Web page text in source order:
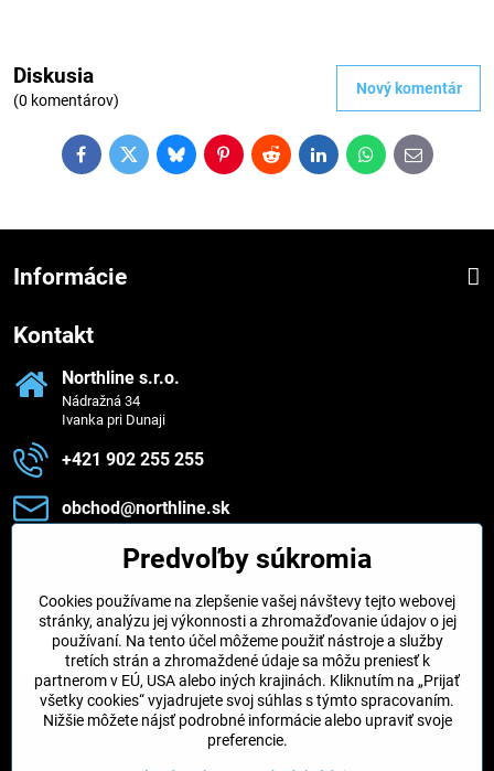
Diskusia
(0 komentárov)
Nový komentár
FacebookTwitterBlueskyPinterestRedditLinkedInWhatsApp
E-
mail
Informácie
Kontakt
Northline s​.r​.o​.
Nádražná 34
Ivanka pri Dunaji
+421 902 255 255
obchod​@northline​.sk
Zavoláme vám späť
Váš telefón *
Predvoľby súkromia
Cookies používame na zlepšenie vašej návštevy tejto webovej
stránky, analýzu jej výkonnosti a zhromažďovanie údajov o jej
používaní. Na tento účel môžeme použiť nástroje a služby
tretích strán a zhromaždené údaje sa môžu preniesť k
partnerom v EÚ, USA alebo iných krajinách. Kliknutím na „Prijať
všetky cookies“ vyjadrujete svoj súhlas s týmto spracovaním.
Nižšie môžete nájsť podrobné informácie alebo upraviť svoje
preferencie.